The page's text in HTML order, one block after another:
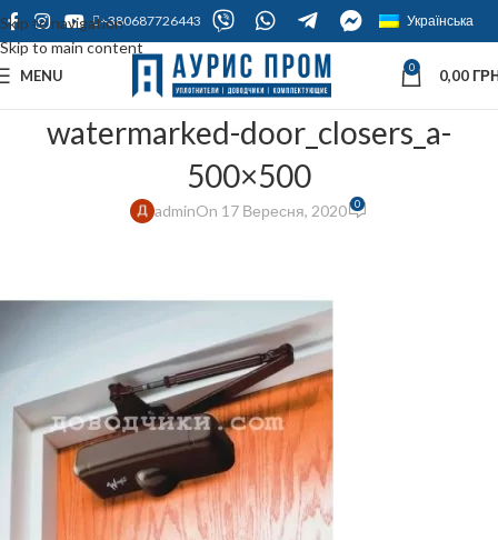
Skip to navigation
Skip to main content
+380687726443 Українська
MENU 0 0,00
watermarked-door_closers_a-
500×500
adminOn 17 Вересня, 2020 0